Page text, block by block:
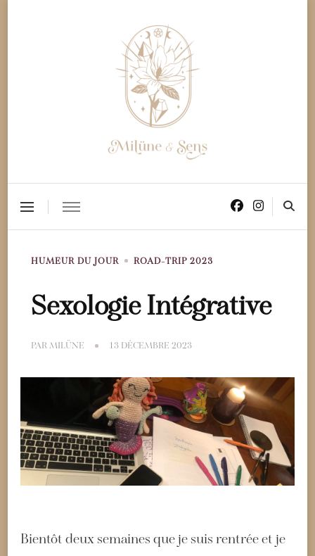
HUMEUR DU JOUR ROAD-TRIP 2023
Sexologie Intégrative
PAR MILÜNE 13 DÉCEMBRE 2023
Bientôt deux semaines que je suis rentrée et je